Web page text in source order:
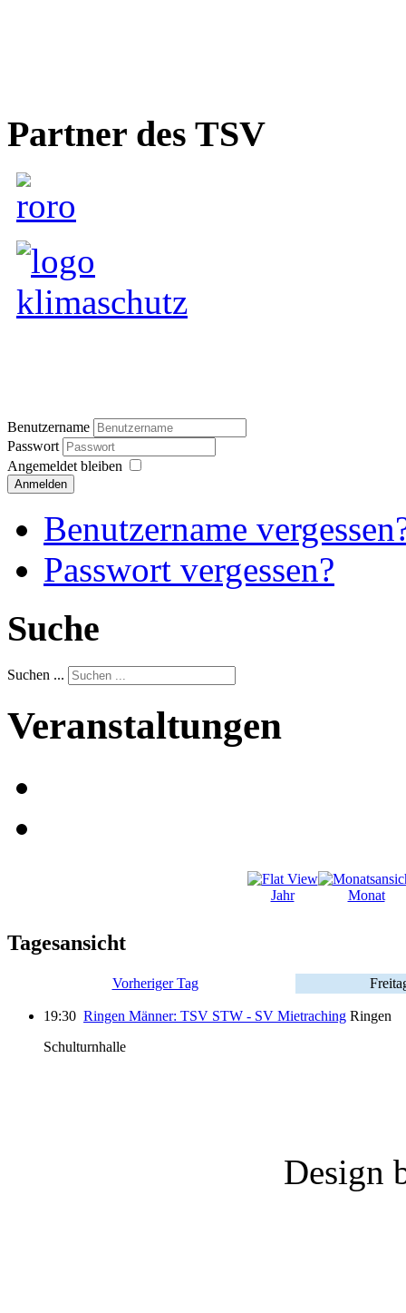
Partner des TSV
Benutzername
Passwort
Angemeldet bleiben
Anmelden
Benutzername
Passwort vergessen?
Suche
Suchen ...
Veranstaltungen
Jahr Monat
Tagesansicht
Vorheriger Tag
19:30 Ringen Männer: TSV STW - SV Mietraching Ringen
Schulturnhalle
Design